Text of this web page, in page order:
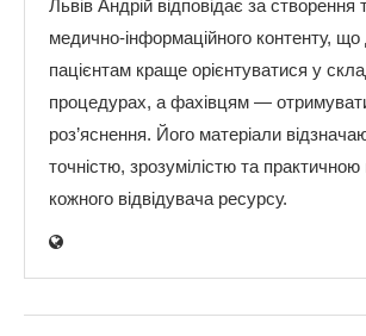
Львів Андрій відповідає за створення
медично-інформаційного контенту, що
пацієнтам краще орієнтуватися у
процедурах, а фахівцям —
роз’яснення. Його матеріали
точністю, зрозумілістю та
кожного відвідувача ресурсу.